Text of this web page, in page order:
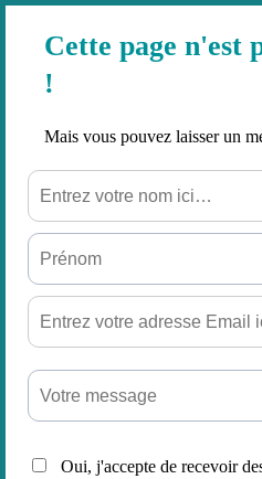
Cette page n'est
!
Mais vous pouvez laisser un
Oui, j'accepte de recevoir